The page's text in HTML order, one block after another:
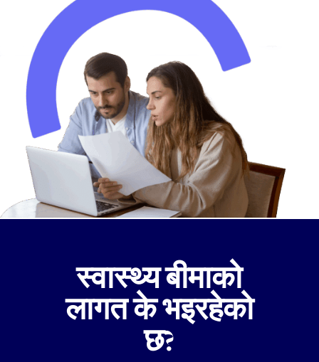
स्वास्थ्य बीमाको
लागत के भइरहेको
छ?